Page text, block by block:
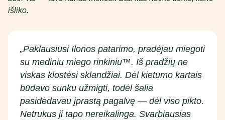
išliko.
„Paklausiusi Ilonos patarimo, pradėjau miegoti
su mediniu miego rinkiniu™. Iš pradžių ne
viskas klostėsi sklandžiai. Dėl kietumo kartais
būdavo sunku užmigti, todėl šalia
pasidėdavau įprastą pagalvę — dėl viso pikto.
Netrukus ji tapo nereikalinga. Svarbiausias